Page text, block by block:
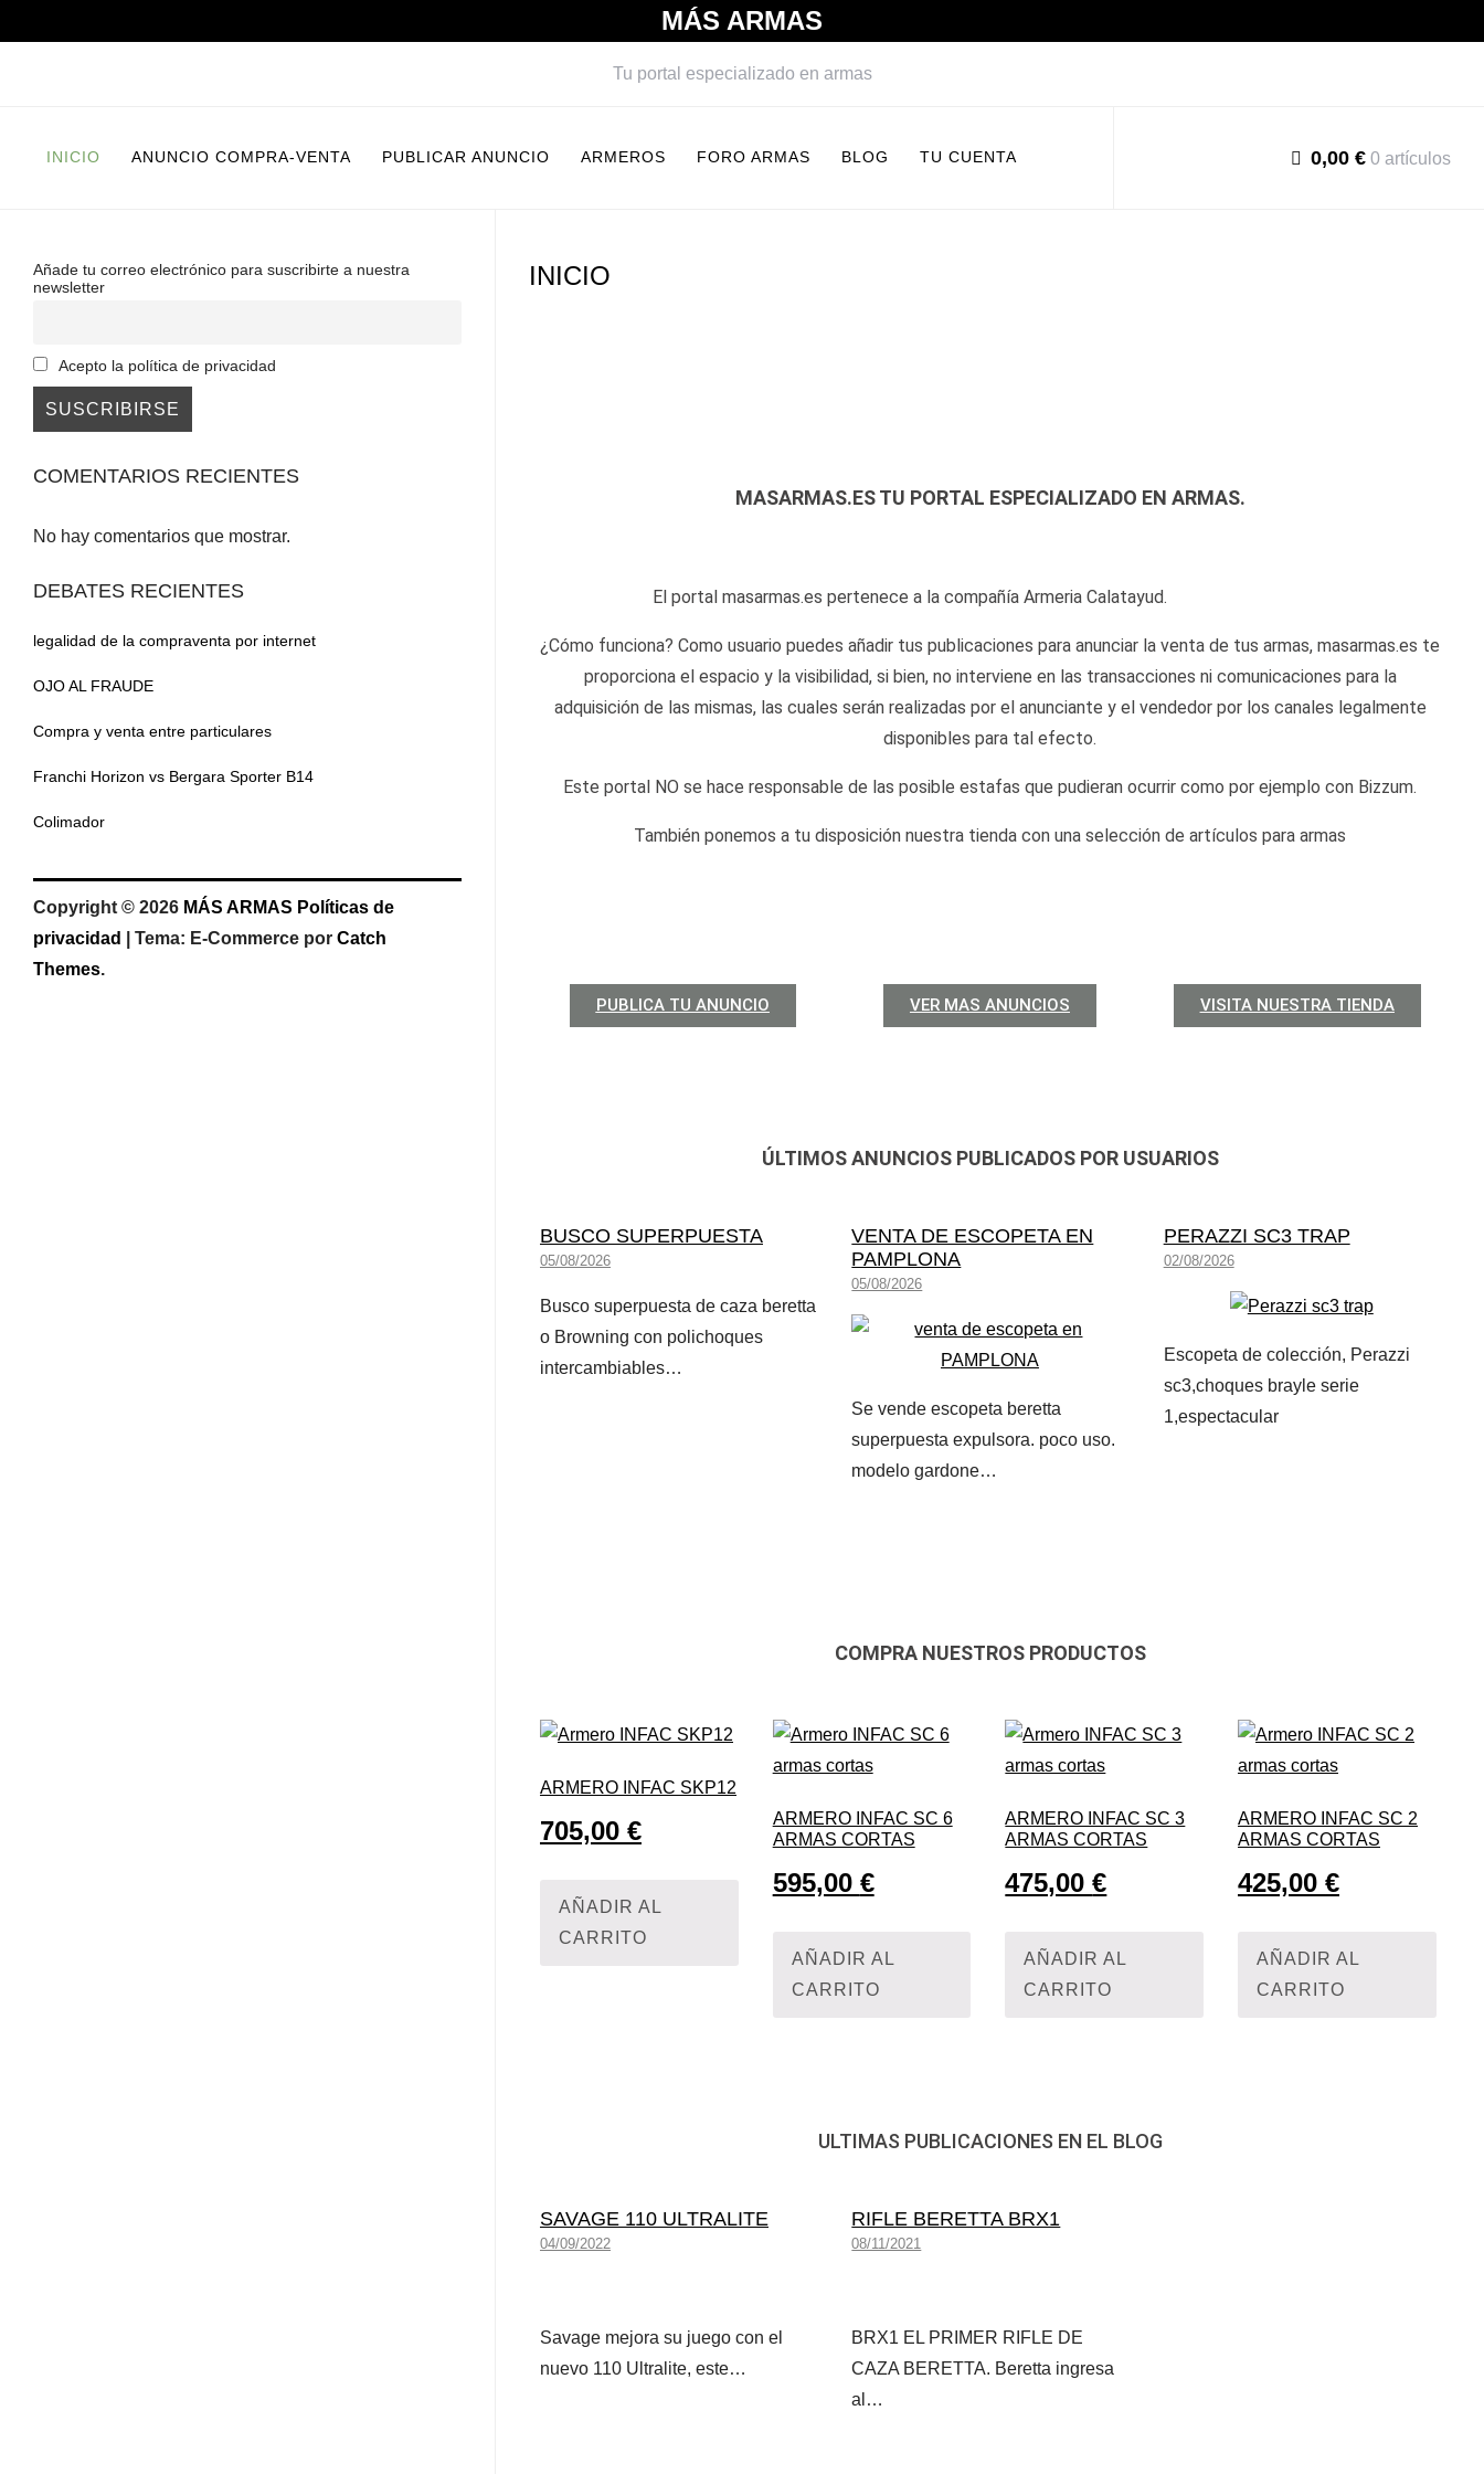
MÁS ARMAS
Tu portal especializado en armas
INICIO ANUNCIO COMPRA-VENTA PUBLICAR ANUNCIO ARMEROS FORO ARMAS BLOG TU CUENTA 0,00 € 0 artículos
INICIO
MASARMAS.ES TU PORTAL ESPECIALIZADO EN ARMAS.
El portal masarmas.es pertenece a la compañía Armeria Calatayud.
¿Cómo funciona? Como usuario puedes añadir tus publicaciones para anunciar la venta de tus armas, masarmas.es te
proporciona el espacio y la visibilidad, si bien, no interviene en las transacciones ni comunicaciones para la
adquisición de las mismas, las cuales serán realizadas por el anunciante y el vendedor por los canales legalmente
disponibles para tal efecto.
Este portal NO se hace responsable de las posible estafas que pudieran ocurrir como por ejemplo con Bizzum.
También ponemos a tu disposición nuestra tienda con una selección de artículos para armas
PUBLICA TU ANUNCIO VER MAS ANUNCIOS VISITA NUESTRA TIENDA
ÚLTIMOS ANUNCIOS PUBLICADOS POR USUARIOS
BUSCO SUPERPUESTA
05/08/2026
Busco superpuesta de caza beretta
o Browning con polichoques
intercambiables…
VENTA DE ESCOPETA EN
PAMPLONA
05/08/2026
Se vende escopeta beretta
superpuesta expulsora. poco uso.
modelo gardone…
PERAZZI SC3 TRAP
02/08/2026
Escopeta de colección, Perazzi
sc3,choques brayle serie
1,espectacular
COMPRA NUESTROS PRODUCTOS
ARMERO INFAC SKP12
705,00 €
AÑADIR AL
CARRITO
ARMERO INFAC SC 6
ARMAS CORTAS
595,00 €
AÑADIR AL
CARRITO
ARMERO INFAC SC 3
ARMAS CORTAS
475,00€
AÑADIR AL
CARRITO
ARMERO INFAC SC 2
ARMAS CORTAS
425,00€
AÑADIR AL
CARRITO
ULTIMAS PUBLICACIONES EN EL BLOG
SAVAGE 110 ULTRALITE
04/09/2022
Savage mejora su juego con el
nuevo 110 Ultralite, este…
RIFLE BERETTA BRX1
08/11/2021
BRX1 EL PRIMER RIFLE DE
CAZA BERETTA. Beretta ingresa
al…
Añade tu correo electrónico para suscribirte a nuestra
newsletter
Acepto la política de privacidad
COMENTARIOS RECIENTES
No hay comentarios que mostrar.
DEBATES RECIENTES
legalidad de la compraventa por internet
OJO AL FRAUDE
Compra y venta entre particulares
Franchi Horizon vs Bergara Sporter B14
Colimador
Copyright © 2026 MÁS ARMAS Políticas de
privacidad
Tema: E-Commerce por Catch
Themes.